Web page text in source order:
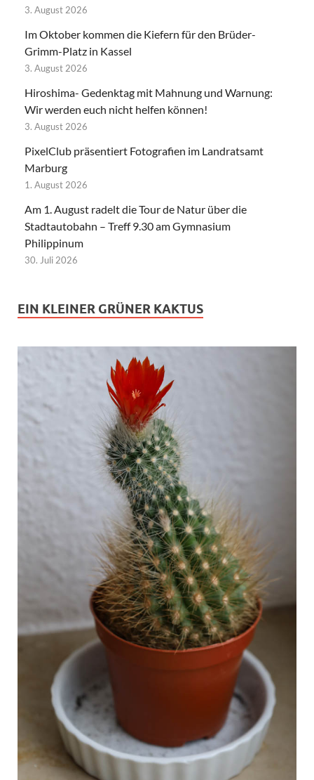
3. August 2026
Im Oktober kommen die Kiefern für den Brüder-
Grimm-Platz in Kassel
3. August 2026
Hiroshima- Gedenktag mit Mahnung und Warnung:
Wir werden euch nicht helfen können!
3. August 2026
PixelClub präsentiert Fotografien im Landratsamt
Marburg
1. August 2026
Am 1. August radelt die Tour de Natur über die
Stadtautobahn – Treff 9.30 am Gymnasium
Philippinum
30. Juli 2026
EIN KLEINER GRÜNER KAKTUS